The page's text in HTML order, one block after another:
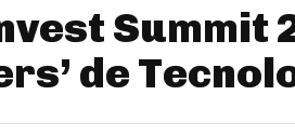
Summit
de